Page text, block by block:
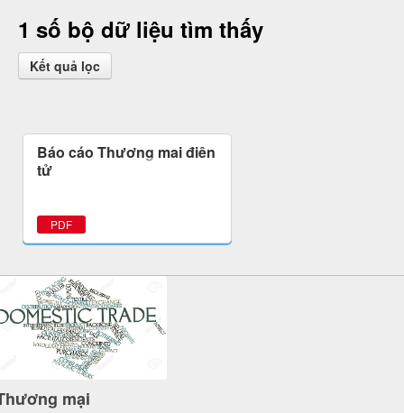
1 số bộ dữ liệu tìm thấy
Kết quả lọc
Báo cáo Thương mại điện
tử
PDF
mại